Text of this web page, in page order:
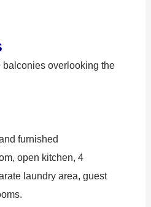
balconies overlooking the
furnished
open kitchen, 4
laundry area, guest